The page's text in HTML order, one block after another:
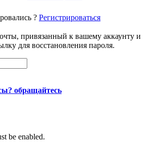
? Регистрироваться
привязанный к вашему аккаунту и
для восстановления пароля.
обращайтесь
be enabled.